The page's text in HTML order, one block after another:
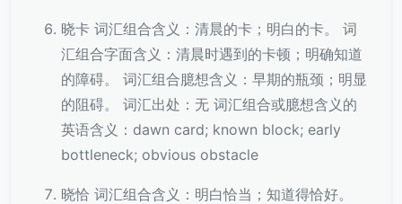
晓卡 词汇组合含义：清晨的卡；明白的卡。 词
汇组合字面含义：清晨时遇到的卡顿；明确知道
的障碍。 词汇组合臆想含义：早期的瓶颈；明显
的阻碍。 词汇出处：无 词汇组合或臆想含义的
英语含义：dawn card; known block; early
bottleneck; obvious obstacle
晓恰 词汇组合含义：明白恰当；知道得恰好。